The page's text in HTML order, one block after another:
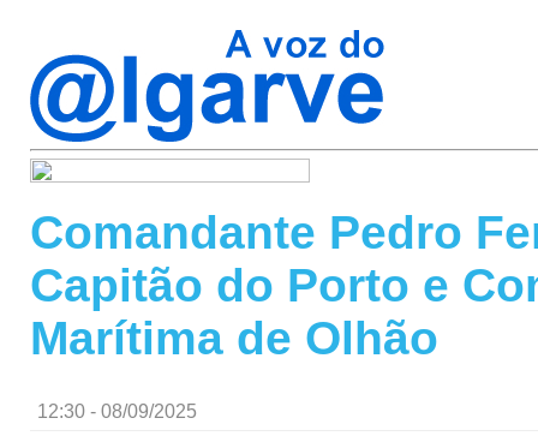
Comandante Pedro
Capitão do Porto e
Marítima de Olhão
12:30 - 08/09/2025